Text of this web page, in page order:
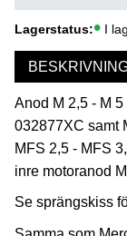
Lagerstatus I
Anod M 2,5 - M
032877XC samt
MFS 2,5 - MFS
inre motoranod
Se sprängskiss